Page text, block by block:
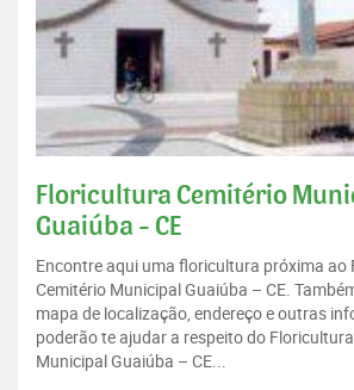
Floricultura Cemitério
Guaiúba - CE
Encontre aqui uma floricultura próxima ao
Cemitério Municipal Guaiúba – CE.
mapa de localização, endereço e outras
poderão te ajudar a respeito do
Municipal Guaiúba – CE...